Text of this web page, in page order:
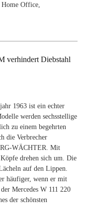
Office,
verhindert Diebstahl
1963 ist ein echter
werden sechsstellige
zu einem begehrten
die Verbrecher
WÄCHTER. Mit
drehen sich um. Die
auf den Lippen.
häufiger, wenn er mit
Mercedes W 111 220
der schönsten